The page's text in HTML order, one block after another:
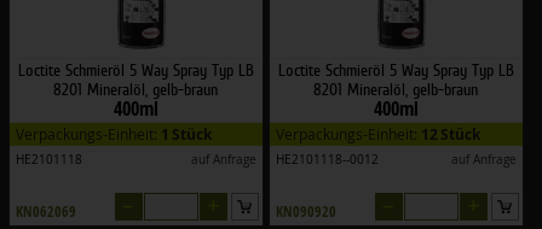
Loctite Schmieröl 5 Way Spray Typ LB
8201 Mineralöl, gelb-braun
400ml
Verpackungs-Einheit: 1 Stück
HE2101118 auf Anfrage
KN062069
Loctite Schmieröl 5 Way Spray Typ LB
8201 Mineralöl, gelb-braun
400ml
Verpackungs-Einheit: 12 Stück
HE2101118--0012 auf Anfrage
KN090920